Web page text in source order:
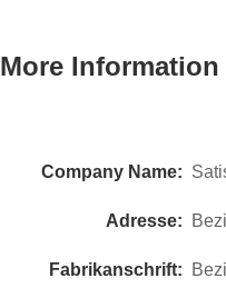
More Information
Company Name:
Adresse:
Fabrikanschrift: